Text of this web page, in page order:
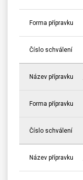
Forma přípravku
Číslo schválení
Název přípravku
Forma přípravku
Číslo schválení
Název přípravku